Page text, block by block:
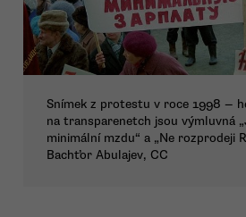
Snímek z protestu v roce 1998 —
na transparenetch jsou výmluvná
minimální mzdu“ a „Ne rozprodeji
Bachťor Abulajev, CC